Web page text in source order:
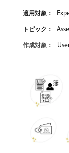
適用対象：
トピック：
作成対象：